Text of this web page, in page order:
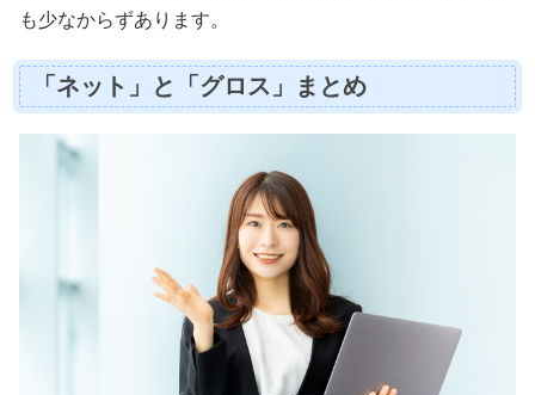
も少なからずあります。
「ネット」と「グロス」まとめ